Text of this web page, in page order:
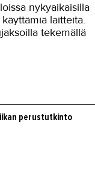
nykyaikaisilla
laitteita.
tekemällä
perustutkinto